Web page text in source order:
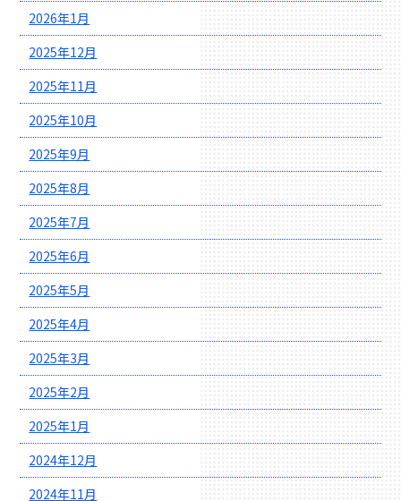
2026年1月
2025年12月
2025年11月
2025年10月
2025年9月
2025年8月
2025年7月
2025年6月
2025年5月
2025年4月
2025年3月
2025年2月
2025年1月
2024年12月
2024年11月